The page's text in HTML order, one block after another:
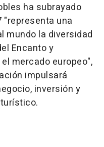
ha subrayado
"representa una
mundo la diversidad
Encanto y
mercado europeo",
impulsará
inversión y